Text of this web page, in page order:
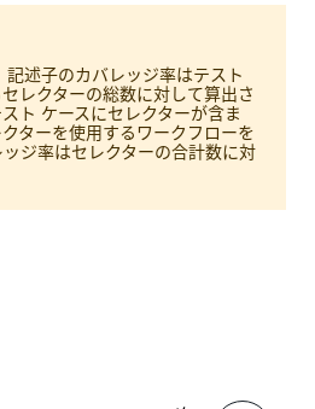
述子のカバレッジ率はテスト
レクターの総数に対して算出さ
ト ケースにセレクターが含ま
ターを使用するワークフローを
ジ率はセレクターの合計数に対